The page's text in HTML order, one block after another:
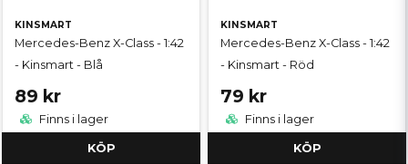
KINSMART
Mercedes-Benz X-Class - 1:42
- Kinsmart - Blå
89 kr
Finns i lager
KÖP
KINSMART
Mercedes-Benz X-Class - 1:42
- Kinsmart - Röd
79 kr
Finns i lager
KÖP